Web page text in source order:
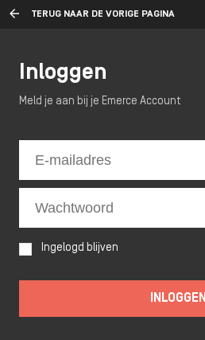
TERUG NAAR DE VORIGE PAGINA
Inloggen
Meld je aan bij je Emerce Account
Ingelogd blijven
INLOGGEN